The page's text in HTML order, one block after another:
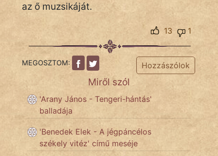
az ő muzsikáját.
1
13
MEGOSZTOM: Hozzászólok
Miről szól
'Arany János - Tengeri-hántás'
balladája
'Benedek Elek - A jégpáncélos
székely vitéz' című meséje